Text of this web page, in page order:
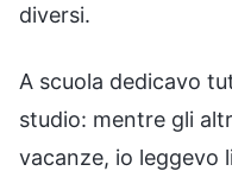
diversi.
A scuola dedicavo
studio: mentre gli
vacanze, io leggevo